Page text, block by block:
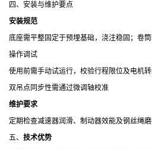
四、安装与维护要点
安装规范
底座需平整固定于预埋基础，浇注稳固；卷
操作调试
使用前需手动试运行，校验行程限位及电机
双吊点同步性需通过微调轴校准
维护要求
定期检查减速器润滑、制动器效能及钢丝绳
五、 技术优势